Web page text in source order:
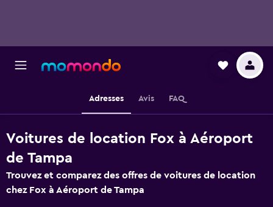
Adresses Avis FAQ
Voitures de location Fox à Aéroport
de Tampa
Trouvez et comparez des offres de voitures de location
chez Fox à Aéroport de Tampa